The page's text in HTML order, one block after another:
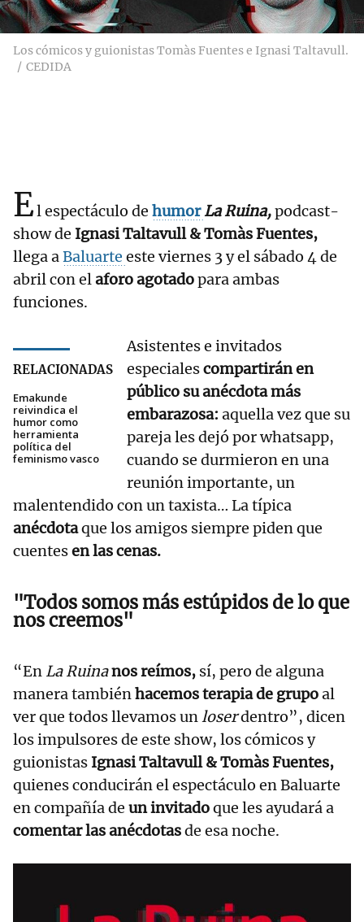
Los cómicos y guionistas Tomàs Fuentes e Ignasi Taltavull.
CEDIDA
El espectáculo de humorLa Ruina,podcast-
show de Ignasi Taltavull & Tomàs Fuentes,
llega aBaluarte este viernes 3 y el sábado 4 de
abril con elaforo agotadopara ambas
funciones.
RELACIONADAS
Emakunde
reivindica el
humor como
herramienta
política del
feminismo vasco
Asistentes e invitados
especialescompartirán en
público su anécdota más
embarazosa: aquella vez que su
pareja les dejó por whatsapp,
cuando se durmieron en una
reunión importante, un
malentendido con un taxista… La típica
anécdotaque los amigos siempre piden que
cuentesen las cenas.
"Todos somos más estúpidos de lo que
nos creemos"
“En La Ruinanos reímos, sí, pero de alguna
manera tambiénhacemos terapia de grupoal
ver que todos llevamos unloserdentro”, dicen
los impulsores de este show, los cómicos y
guionistas Ignasi Taltavull & Tomàs Fuentes,
quienes conducirán el espectáculo en Baluarte
en compañía de un invitadoque les ayudará a
comentar las anécdotasde esa noche.